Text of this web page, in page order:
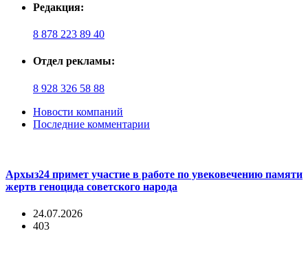
Редакция:
8 878 223 89 40
Отдел рекламы:
8 928 326 58 88
Новости компаний
Последние комментарии
Архыз24 примет участие в работе по увековечению памяти
жертв геноцида советского народа
24.07.2026
403